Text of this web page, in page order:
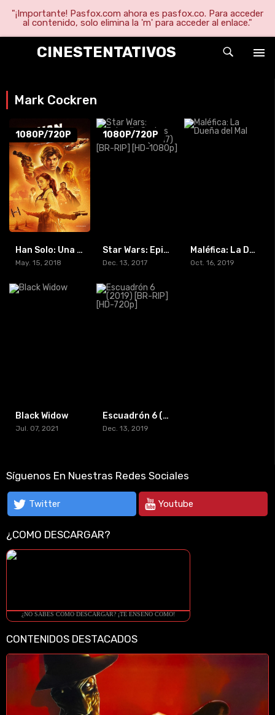
"¡Importante! Pasfox.com ahora es pasfox.co. Para acceder
al contenido, solo elimina la 'm' para acceder al enlace."
CINESTENTATIVOS
Mark Cockren
1080P/720P
Han Solo: Una historia de Star Wars (2018) [BR-RIP] [HD-1080p]
May. 15, 2018
1080P/720P
Star Wars: Episodio 8 – Los últimos Jedi (2017) [BR-RIP] [HD-1080p]
Dec. 13, 2017
Maléfica: La Dueña del Mal
Oct. 16, 2019
Black Widow
Jul. 07, 2021
Escuadrón 6 (2019) [BR-RIP] [HD-720p]
Dec. 13, 2019
Síguenos En Nuestras Redes Sociales
Twitter Youtube
¿COMO DESCARGAR?
¿NO SABES COMO DESCARGAR? ¡TE ENSEÑO COMO!
CONTENIDOS DESTACADOS